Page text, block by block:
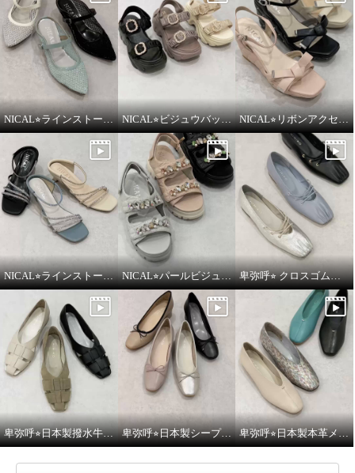
NICAL⭐︎ラインストーンシアーミュールをご紹介いたします。 NICAL⭐︎ビジュウバックル×サテンベルトボリュームをご紹介いたします。 NICAL⭐︎リボンアクセントキルティングサンダルをご紹介いたします。
NICAL⭐︎ラインストーンナローストラップミュールをご紹介いたします。 NICAL⭐︎パールビジュー×キルティングボリュームサンダルをご紹介いたします。 卑弥呼⭐︎ クロスゴムフラットパンプスをご紹介いたします。
卑弥呼⭐︎日本製撥水牛革グルカパンプスをご紹介いたします。 卑弥呼⭐︎日本製シープレザー4cmヒールバレエパンプスをご紹介いたします。 卑弥呼⭐︎日本製本革メタルポイントフラットパンプスをご紹介いたします。